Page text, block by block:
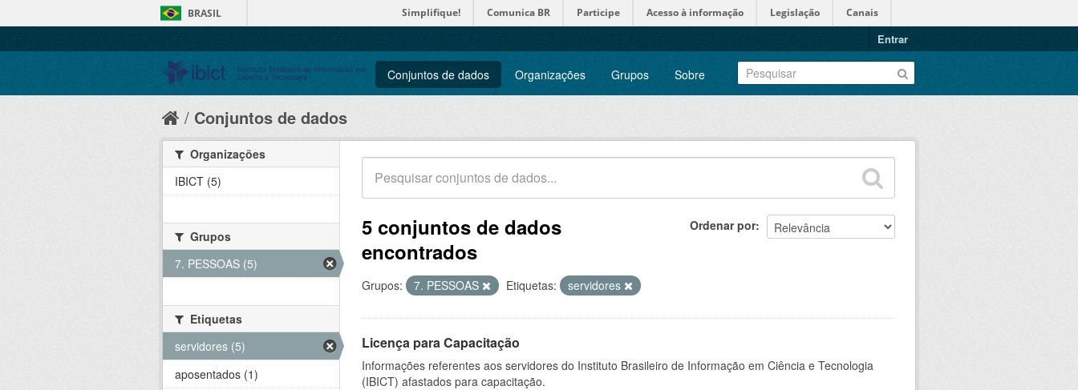
BRASIL Simplifique! Comunica BR Participe Acesso à informação Legislação Canais
Entrar
Conjuntos de dados Organizações Grupos Sobre
Conjuntos de dados
Ordenar por
5 conjuntos de dados
encontrados
Grupos: 7. PESSOAS Etiquetas: servidores
Licença para Capacitação
Informações referentes aos servidores do Instituto Brasileiro de Informação em Ciência e Tecnologia
(IBICT) afastados para capacitação.
Organizações
IBICT (5)
Grupos
7. PESSOAS (5)
Etiquetas
servidores (5)
aposentados (1)